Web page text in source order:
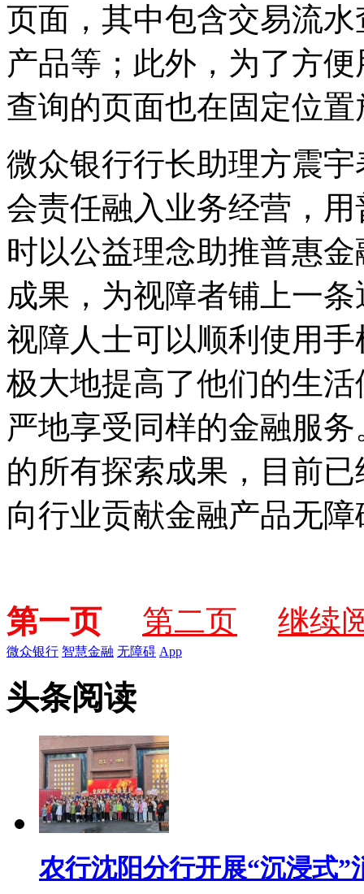
页面，其中包含交易流
产品等；此外，为了方
查询的页面也在固定位
微众银行行长助理方震
会责任融入业务经营，
时以公益理念助推普惠
成果，为视障者铺上一
视障人士可以顺利使用
极大地提高了他们的生
严地享受同样的金融服
的所有探索成果，目前
向行业贡献金融产品无
第一页 第二页 继续
微众银行 智慧金融 无障碍 App
头条阅读
农行沈阳分行开展“沉浸式